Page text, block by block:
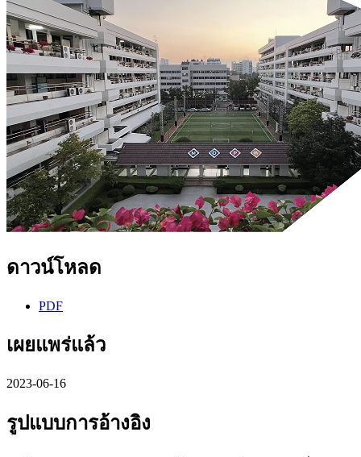
ดาวน์โหลด
PDF
เผยแพร่แล้ว
2023-06-16
รูปแบบการอ้างอิง